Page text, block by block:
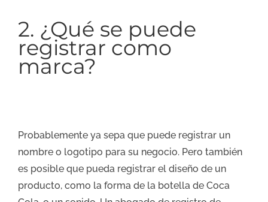
2. ¿Qué se puede
registrar como
marca?
Probablemente ya sepa que puede registrar un
nombre o logotipo para su negocio. Pero también
es posible que pueda registrar el diseño de un
producto, como la forma de la botella de Coca